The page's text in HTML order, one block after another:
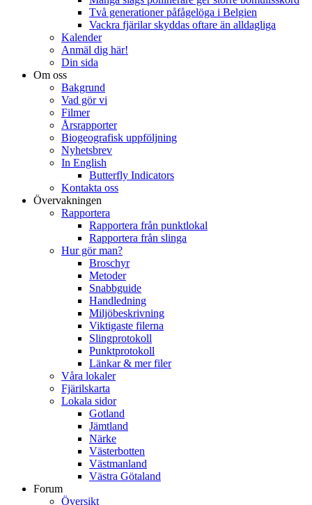
Två generationer påfågelöga i Belgien
Vackra fjärilar skyddas oftare än alldagliga
Kalender
Anmäl dig här!
Din sida
Om oss
Bakgrund
Vad gör vi
Filmer
Årsrapporter
Biogeografisk uppföljning
Nyhetsbrev
In English
Butterfly Indicators
Kontakta oss
Övervakningen
Rapportera
Rapportera från punktlokal
Rapportera från slinga
Hur gör man?
Broschyr
Metoder
Snabbguide
Handledning
Miljöbeskrivning
Viktigaste filerna
Slingprotokoll
Punktprotokoll
Länkar & mer filer
Våra lokaler
Fjärilskarta
Lokala sidor
Gotland
Jämtland
Närke
Västerbotten
Västmanland
Västra Götaland
Forum
Översikt